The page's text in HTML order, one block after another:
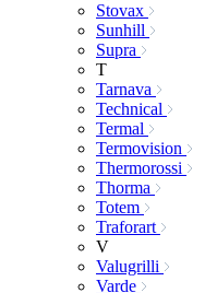
Stovax
Sunhill
Supra
T
Tarnava
Technical
Termal
Termovision
Thermorossi
Thorma
Totem
Traforart
V
Valugrilli
Varde